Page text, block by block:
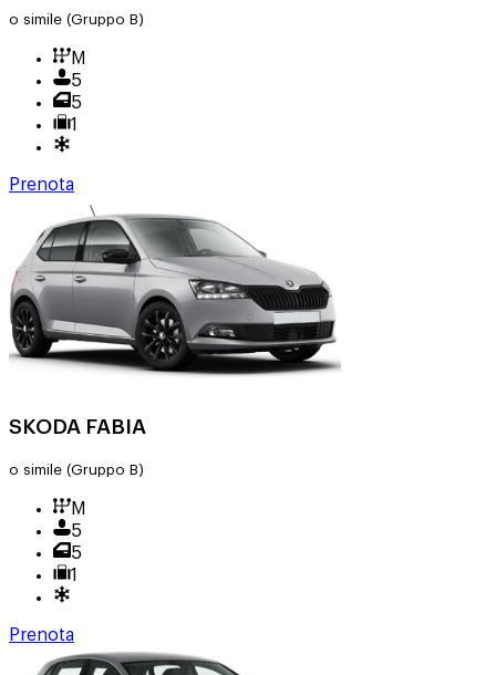
o simile (Gruppo B)
M
5
5
1
Prenota
SKODA FABIA
o simile (Gruppo B)
M
5
5
1
Prenota